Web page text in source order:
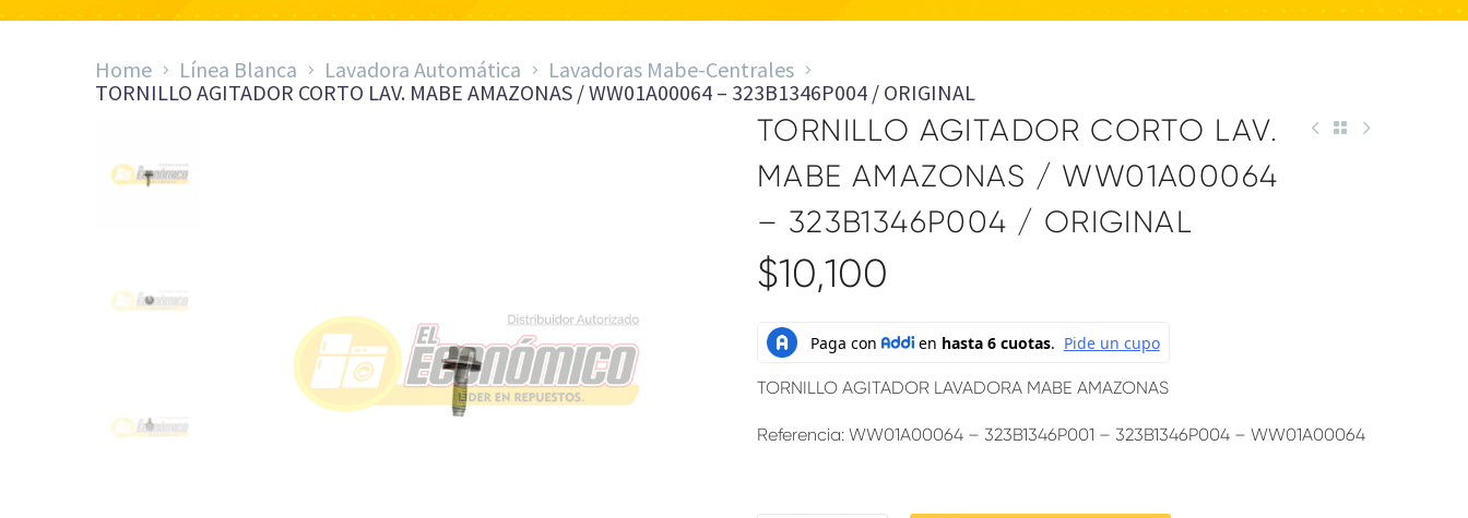
Home Línea Blanca Lavadora Automática
Lavadoras Mabe-Centrales
TORNILLO AGITADOR CORTO LAV. MABE AMAZONAS / WW01A00064 – 323B1346P004 / ORIGINAL
TORNILLO AGITADOR CORTO LAV.
MABE AMAZONAS / WW01A00064
– 323B1346P004 / ORIGINAL
$10,100
TORNILLO AGITADOR LAVADORA MABE AMAZONAS
Referencia: WW01A00064 – 323B1346P001 – 323B1346P004 – WW01A00064